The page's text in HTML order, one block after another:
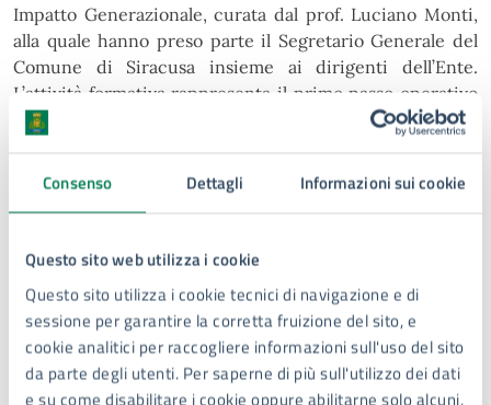
Consenso Dettagli Informazioni sui cookie
Questo sito web utilizza i cookie
Questo sito utilizza i cookie tecnici di navigazione e di
sessione per garantire la corretta fruizione del sito, e
cookie analitici per raccogliere informazioni sull'uso del sito
da parte degli utenti. Per saperne di più sull'utilizzo dei dati
e su come disabilitare i cookie oppure abilitarne solo alcuni,
Impatto Generazionale, curata dal prof. Luciano Monti,
alla quale hanno preso parte il Segretario Generale del
Comune di Siracusa insieme aidirigenti
dell’Ente.
L’attività formativa rappresenta il primo passo operativo
per
comunale
processi
programmazione e valutazione delle
ANCI Sicilia per il supporto e il lavoro svolto
gli enti locali, il prof. Giancarlo Pavano,delegato ANCI
per il territorio di Siracusa, la dott.ssa Simona Elmo e il
prof. Luciano Monti, CoordinatoreScientifico
della
Fondazione RiES e fondatore della VIG, per il prezioso